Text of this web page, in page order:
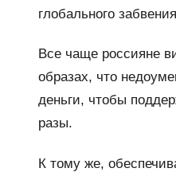
глобального
Все чаще россияне
образах, что
деньги, чтобы
разы.
К тому же,